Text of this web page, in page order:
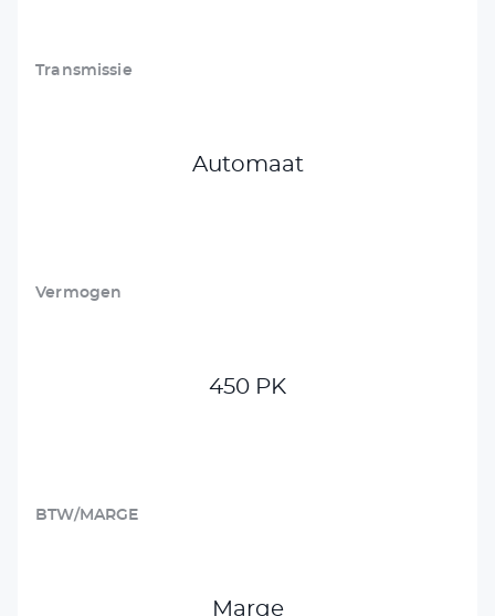
Transmissie
Automaat
Vermogen
450 PK
BTW/MARGE
Marge